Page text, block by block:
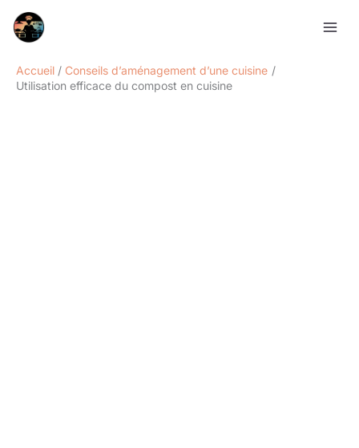
Accueil
Conseils d’aménagement d’une cuisine
Utilisation efficace du compost en cuisine
Rechercher